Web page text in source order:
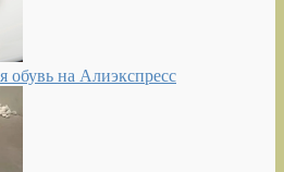
обувь на Алиэкспресс